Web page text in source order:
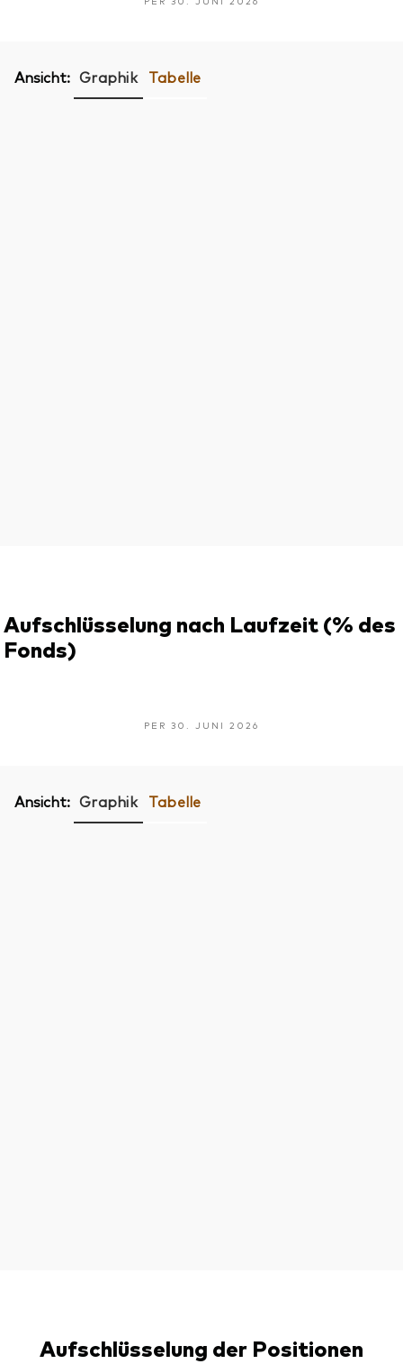
Ansicht: Graphik Tabelle
Aufschlüsselung nach Laufzeit (% des
Fonds)
PER 30. JUNI 2026
Ansicht: Graphik Tabelle
Aufschlüsselung der Positionen